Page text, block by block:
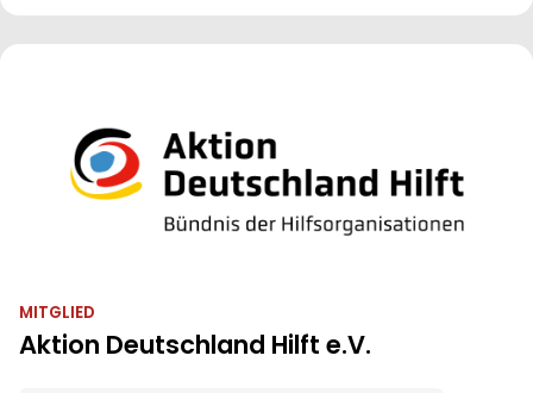
MITGLIED
Aktion Deutschland Hilft e.V.